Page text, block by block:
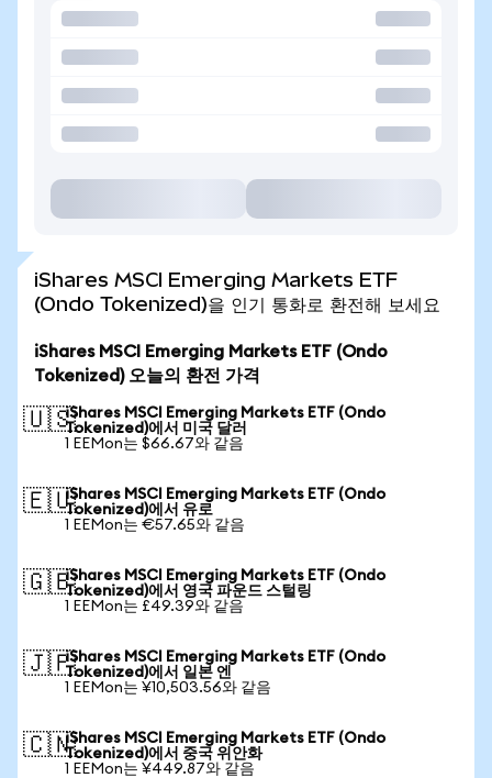
iShares MSCI Emerging Markets ETF
(Ondo Tokenized)을 인기 통화로 환전해 보세요
iShares MSCI Emerging Markets ETF (Ondo
Tokenized) 오늘의 환전 가격
🇺🇸iShares MSCI Emerging Markets ETF (Ondo
Tokenized)에서 미국 달러
1 EEMon는 $66.67와 같음
🇪🇺iShares MSCI Emerging Markets ETF (Ondo
Tokenized)에서 유로
1 EEMon는 €57.65와 같음
🇬🇧iShares MSCI Emerging Markets ETF (Ondo
Tokenized)에서 영국 파운드 스털링
1 EEMon는 £49.39와 같음
🇯🇵iShares MSCI Emerging Markets ETF (Ondo
Tokenized)에서 일본 엔
1 EEMon는 ¥10,503.56와 같음
🇨🇳iShares MSCI Emerging Markets ETF (Ondo
Tokenized)에서 중국 위안화
1 EEMon는 ¥449.87와 같음